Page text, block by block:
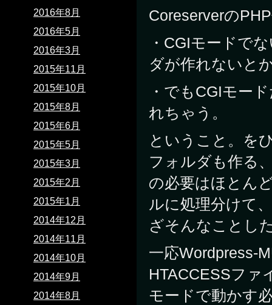
Coreserverの
・CGIモードで
ダが作れないと
・でもCGIモー
れちゃう。
ということ。を
フォルダも作る
の必要はほとん
ルに処理分けて
ざそんなことし
一応Wordpress-
HTACCESSファ
モードで動かす
2016年8月
2016年5月
2016年3月
2015年11月
2015年10月
2015年8月
2015年6月
2015年5月
2015年3月
2015年2月
2015年1月
2014年12月
2014年11月
2014年10月
2014年9月
2014年8月